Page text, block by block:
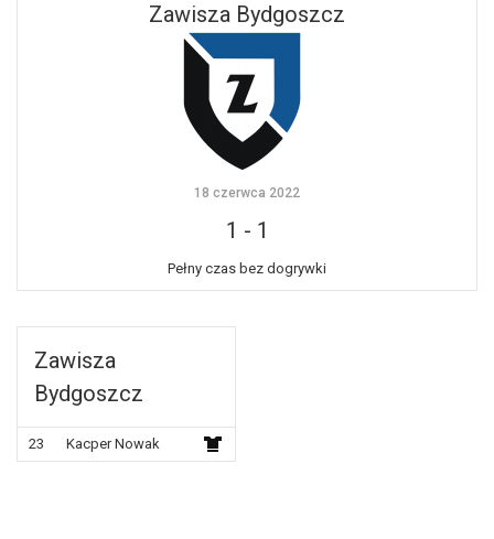
Zawisza Bydgoszcz
18 czerwca 2022
1 - 1
Pełny czas bez dogrywki
Zawisza
Bydgoszcz
23 Kacper Nowak